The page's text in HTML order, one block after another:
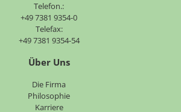
Telefon.:
+49 7381 9354-0
Telefax:
+49 7381 9354-54
Über Uns
Die Firma
Philosophie
Karriere